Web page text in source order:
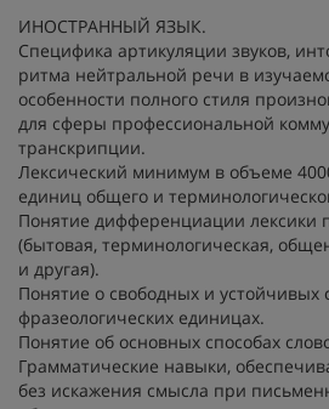
ИНОСТРАННЫЙ ЯЗЫК.
Специфика артикуляции звуков,
ритма нейтральной речи в
особенности полного стиля
для сферы профессиональной
транскрипции.
Лексический минимум в объеме
единиц общего и
Понятие дифференциации лексики
(бытовая, терминологическая,
и другая).
Понятие о свободных и устойчивых
фразеологических единицах.
Понятие об основных способах
Грамматические навыки,
без искажения смысла при